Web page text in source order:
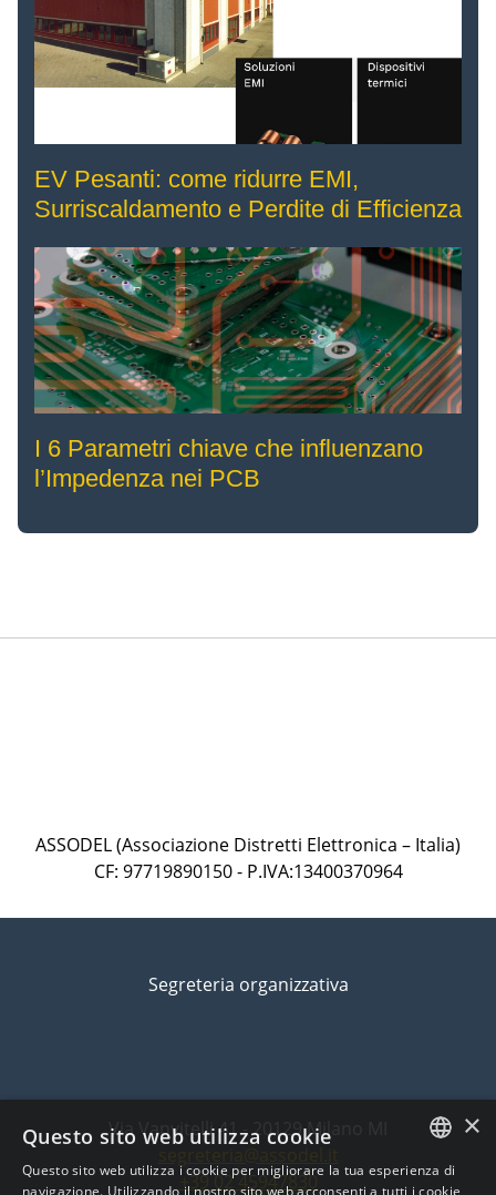
EV Pesanti: come ridurre EMI,
Surriscaldamento e Perdite di Efficienza
I 6 Parametri chiave che influenzano
l’Impedenza nei PCB
ASSODEL (Associazione Distretti Elettronica – Italia)
CF: 97719890150 - P.IVA:13400370964
Segreteria organizzativa
Via Vanvitelli 41 - 20129 Milano MI
+39 02 45947830
ITALIAN
×
Questo sito web utilizza cookie
Questo sito web utilizza i cookie per migliorare la tua esperienza di
navigazione. Utilizzando il nostro sito web acconsenti a tutti i cookie